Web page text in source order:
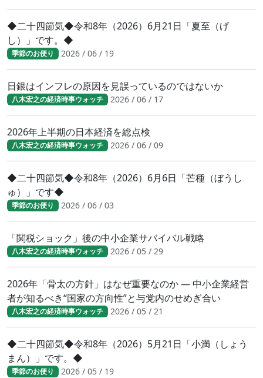
◆二十四節気◆令和8年（2026）6月21日「夏至（げ
し）」です。◆
季節のお便り 2026 / 06 / 19
日銀はインフレの原因を見誤っているのではないか
八木宏之の経済時事ウォッチ 2026 / 06 / 17
2026年上半期の日本経済を総点検
八木宏之の経済時事ウォッチ 2026 / 06 / 09
◆二十四節気◆令和8年（2026）6月6日「芒種（ぼうし
ゅ）」です◆
季節のお便り 2026 / 06 / 03
「関税ショック」後の中小企業サバイバル戦略
八木宏之の経済時事ウォッチ 2026 / 05 / 29
2026年「骨太の方針」はなぜ重要なのか ― 中小企業経営
者が知るべき“国家の方向性”と与党内のせめぎ合い
八木宏之の経済時事ウォッチ 2026 / 05 / 21
◆二十四節気◆令和8年（2026）5月21日「小満（しょう
まん）」です。◆
季節のお便り 2026 / 05 / 19